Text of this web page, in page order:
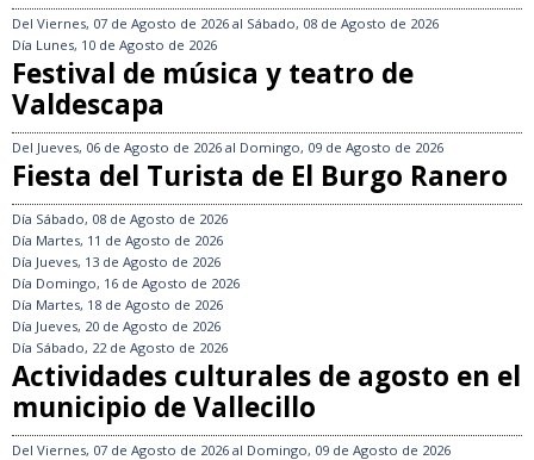
Del Viernes, 07 de Agosto de 2026 al Sábado, 08 de Agosto de 2026
Día Lunes, 10 de Agosto de 2026
Festival de música y teatro de
Valdescapa
Del Jueves, 06 de Agosto de 2026 al Domingo, 09 de Agosto de 2026
Fiesta del Turista de El Burgo Ranero
Día Sábado, 08 de Agosto de 2026
Día Martes, 11 de Agosto de 2026
Día Jueves, 13 de Agosto de 2026
Día Domingo, 16 de Agosto de 2026
Día Martes, 18 de Agosto de 2026
Día Jueves, 20 de Agosto de 2026
Día Sábado, 22 de Agosto de 2026
Actividades culturales de agosto en el
municipio de Vallecillo
Del Viernes, 07 de Agosto de 2026 al Domingo, 09 de Agosto de 2026